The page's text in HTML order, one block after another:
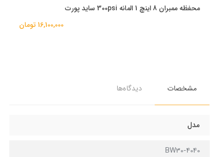
محفظه ممبران 8 اینچ 1 المانه 300psi ساید پورت
16,100,000 تومان
مشخصات دیدگاه‌ها
مدل
BW30-4040